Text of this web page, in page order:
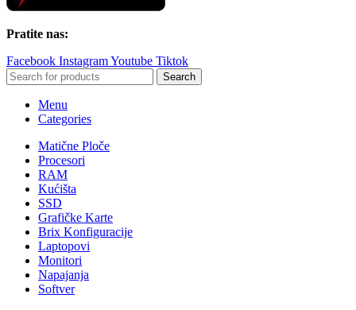
Pratite nas:
Facebook InstagramYoutube Tiktok
Search
Menu
Categories
Matične Ploče
Procesori
RAM
Kućišta
SSD
Grafičke Karte
Brix Konfiguracije
Laptopovi
Monitori
Napajanja
Softver